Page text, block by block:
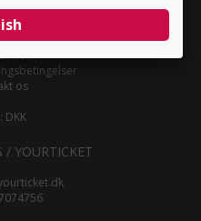
login
os
DKK
/ YOURTICKET